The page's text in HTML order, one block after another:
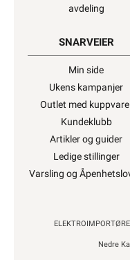
avdeling
SNARVEIER
Min side
Ukens kampanjer
Outlet med
Kundeklubb
Artikler og guider
Ledige stillinger
Varsling og
Nedre